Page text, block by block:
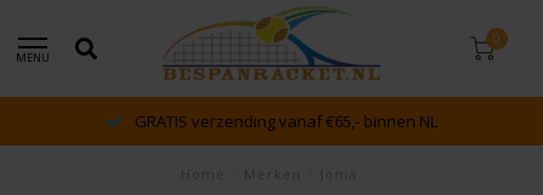
MENU
0
GRATIS verzending vanaf €65,- binnen NL